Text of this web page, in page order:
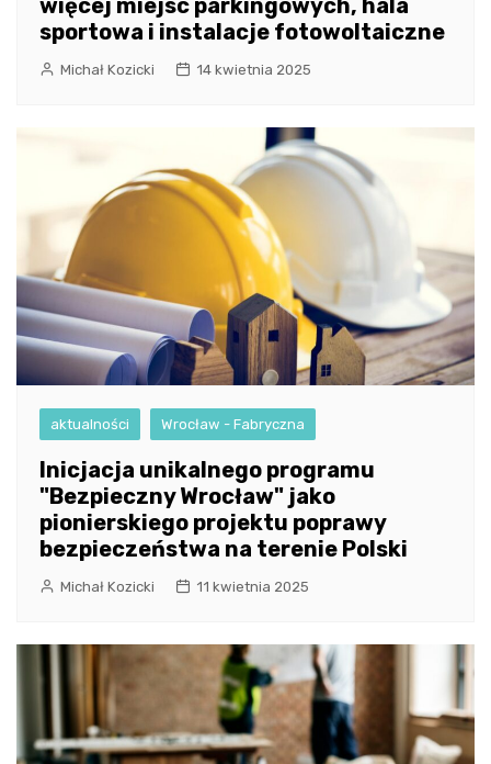
sportowa i instalacje fotowoltaiczne
Michał Kozicki 14 kwietnia 2025
aktualności Wrocław - Fabryczna
Inicjacja unikalnego programu
"Bezpieczny Wrocław" jako
pionierskiego projektu poprawy
bezpieczeństwa na terenie Polski
Michał Kozicki 11 kwietnia 2025